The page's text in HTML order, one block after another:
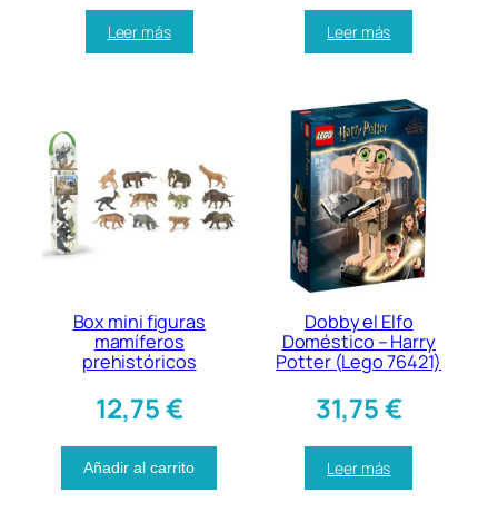
Leer más Leer más
Box mini figuras
mamíferos
prehistóricos
12,75€
Añadir al carrito
Dobby el Elfo
Doméstico – Harry
Potter (Lego 76421)
31,75€
Leer más